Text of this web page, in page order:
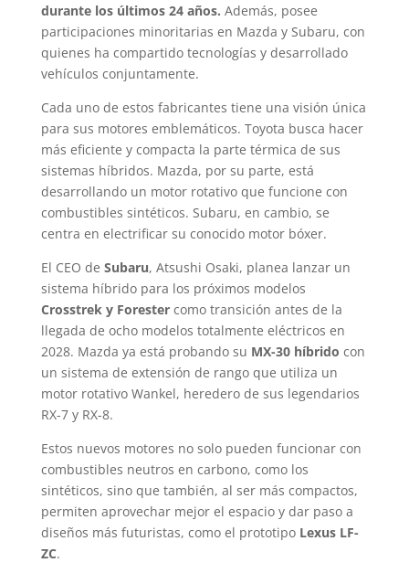
durante los últimos 24 años. Además, posee
participaciones minoritarias en Mazda y Subaru, con
quienes ha compartido tecnologías y desarrollado
vehículos conjuntamente.
Cada uno de estos fabricantes tiene una visión única
para sus motores emblemáticos. Toyota busca hacer
más eficiente y compacta la parte térmica de sus
sistemas híbridos. Mazda, por su parte, está
desarrollando un motor rotativo que funcione con
combustibles sintéticos. Subaru, en cambio, se
centra en electrificar su conocido motor bóxer.
El CEO de Subaru, Atsushi Osaki, planea lanzar un
sistema híbrido para los próximos modelos
Crosstrek y Forestercomo transición antes de la
llegada de ocho modelos totalmente eléctricos en
2028. Mazda ya está probando su MX-30 híbrido con
un sistema de extensión de rango que utiliza un
motor rotativo Wankel, heredero de sus legendarios
RX-7 y RX-8.
Estos nuevos motores no solo pueden funcionar con
combustibles neutros en carbono, como los
sintéticos, sino que también, al ser más compactos,
permiten aprovechar mejor el espacio y dar paso a
diseños más futuristas, como el prototipo Lexus LF-
ZC.